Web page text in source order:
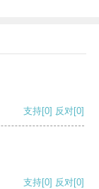
支持[0] 反对[0]
支持[0] 反对[0]